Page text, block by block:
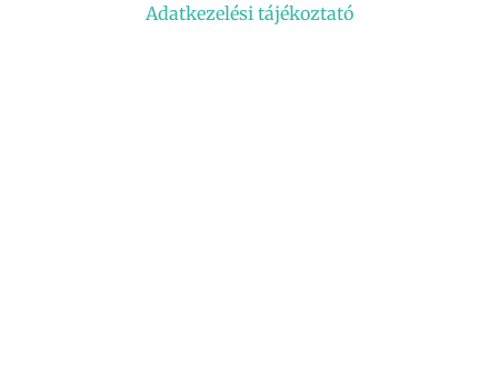
Adatkezelési tájékoztató